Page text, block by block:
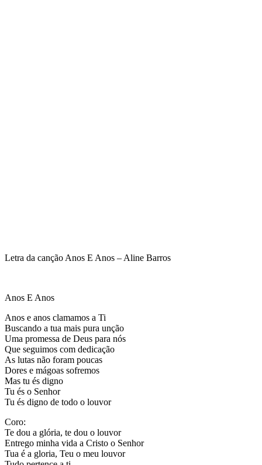
Letra da canção Anos E Anos – Aline Barros
Anos E Anos
Anos e anos clamamos a Ti
Buscando a tua mais pura unção
Uma promessa de Deus para nós
Que seguimos com dedicação
As lutas não foram poucas
Dores e mágoas sofremos
Mas tu és digno
Tu és o Senhor
Tu és digno de todo o louvor
Coro:
Te dou a glória, te dou o louvor
Entrego minha vida a Cristo o Senhor
Tua é a gloria, Teu o meu louvor